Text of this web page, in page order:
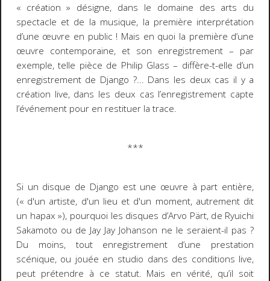
« création » désigne, dans le domaine des arts du
spectacle et de la musique, la première interprétation
d’une œuvre en public ! Mais en quoi la première d’une
œuvre contemporaine, et son enregistrement – par
exemple, telle pièce de Philip Glass – diffère-t-elle d’un
enregistrement de Django ?... Dans les deux cas il y a
création live, dans les deux cas l’enregistrement capte
l’événement pour en restituer la trace.
***
Si un disque de Django est une œuvre à part entière,
(« d'un artiste, d'un lieu et d'un moment, autrement dit
un hapax»), pourquoi les disques d’Arvo Pärt, de Ryuichi
Sakamoto ou de Jay Jay Johanson ne le seraient-il pas ?
Du moins, tout enregistrement d’une prestation
scénique, ou jouée en studio dans des conditions live,
peut prétendre à ce statut. Mais en vérité, qu’il soit